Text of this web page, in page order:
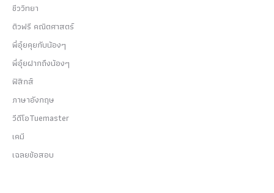
ชีววิทยา
ติวฟรี คณิตศาสตร์
พี่อุ๋ยคุยกับน้องๆ
พี่อุ๋ยฝากถึงน้องๆ
ฟิสิกส์
ภาษาอังกฤษ
วีดีโอTuemaster
เคมี
เฉลยข้อสอบ